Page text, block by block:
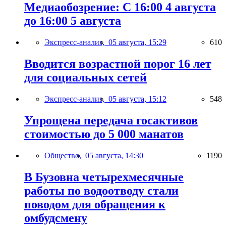
Медиаобозрение: С 16:00 4 августа
до 16:00 5 августа
Экспресс-анализ, 05 августа, 15:29 610
Вводится возрастной порог 16 лет
для социальных сетей
Экспресс-анализ, 05 августа, 15:12 548
Упрощена передача госактивов
стоимостью до 5 000 манатов
Общество, 05 августа, 14:30 1190
В Бузовна четырехмесячные
работы по водоотводу стали
поводом для обращения к
омбудсмену